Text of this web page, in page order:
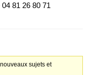
81 26 80 71
sujets et